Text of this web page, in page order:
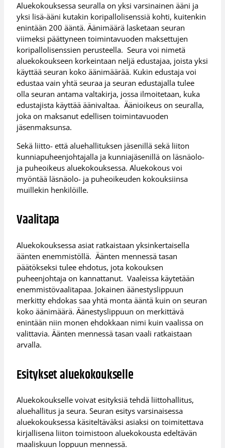
Aluekokouksessa seuralla on yksi varsinainen ääni ja
yksi lisä-ääni kutakin koripallolisenssiä kohti, kuitenkin
enintään 200 ääntä. Äänimäärä lasketaan seuran
viimeksi päättyneen toimintavuoden maksettujen
koripallolisenssien perusteella. Seura voi nimetä
aluekokoukseen korkeintaan neljä edustajaa, joista yksi
käyttää seuran koko äänimäärää. Kukin edustaja voi
edustaa vain yhtä seuraa ja seuran edustajalla tulee
olla seuran antama valtakirja, jossa ilmoitetaan, kuka
edustajista käyttää äänivaltaa. Äänioikeus on seuralla,
joka on maksanut edellisen toimintavuoden
jäsenmaksunsa.
Sekä liitto- että aluehallituksen jäsenillä sekä liiton
kunniapuheenjohtajalla ja kunniajäsenillä on läsnäolo-
ja puheoikeus aluekokouksessa. Aluekokous voi
myöntää läsnäolo- ja puheoikeuden kokouksiinsa
muillekin henkilöille.
Vaalitapa
Aluekokouksessa asiat ratkaistaan yksinkertaisella
äänten enemmistöllä. Äänten mennessä tasan
päätökseksi tulee ehdotus, jota kokouksen
puheenjohtaja on kannattanut. Vaaleissa käytetään
enemmistövaalitapaa. Jokainen äänestyslippuun
merkitty ehdokas saa yhtä monta ääntä kuin on seuran
koko äänimäärä. Äänestyslippuun on merkittävä
enintään niin monen ehdokkaan nimi kuin vaalissa on
valittavia. Äänten mennessä tasan vaali ratkaistaan
arvalla.
Esitykset aluekokoukselle
Aluekokoukselle voivat esityksiä tehdä liittohallitus,
aluehallitus ja seura. Seuran esitys varsinaisessa
aluekokouksessa käsiteltäväksi asiaksi on toimitettava
kirjallisena liiton toimistoon aluekokousta edeltävän
maaliskuun loppuun mennessä.